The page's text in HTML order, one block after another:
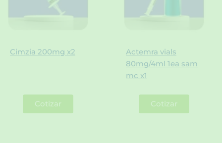
Cimzia 200mg x2
Cotizar
Actemra vials
80mg/4ml 1ea sam
mc x1
Cotizar